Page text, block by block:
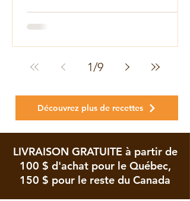
1/9
Découvrez plus de recettes
LIVRAISON GRATUITE à partir de
100 $ d'achat pour le Québec,
150 $ pour le reste du Canada